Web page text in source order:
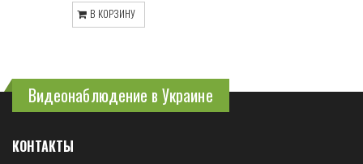
В КОРЗИНУ
Видеонаблюдение в Украине
КОНТАКТЫ